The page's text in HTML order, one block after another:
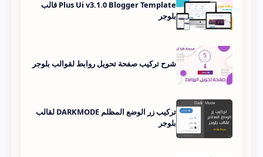
Plus Ui v3.1.0 Blogger Template قالب
بلوجر
شرح تركيب صفحة تحويل روابط لقوالب بلوجر
تركيب زر الوضع المظلم DARKMODE لقالب
بلوجر